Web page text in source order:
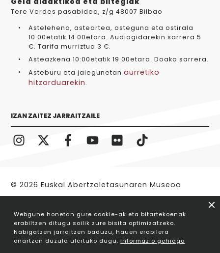
Tere Verdes pasabidea, z/g 48007 Bilbao
Astelehena, asteartea, osteguna eta ostirala
10:00etatik 14:00etara. Audiogidarekin sarrera 5
€. Tarifa murriztua 3 €.
Asteazkena 10:00etatik 19:00etara. Doako sarrera.
Asteburu eta jaiegunetan aurretiko
hitzorduarekin.
IZAN ZAITEZ JARRAITZAILE
© 2026 Euskal Abertzaletasunaren Museoa
Webgune honetan gure cookie-ak eta bitartekoenak
erabiltzen ditugu soilik zure bisita optimizatzeko.
Nabigatzen jarraitzen baduzu, hauen erabilera
onartzen duzula ulertuko dugu. Informazio gehiago